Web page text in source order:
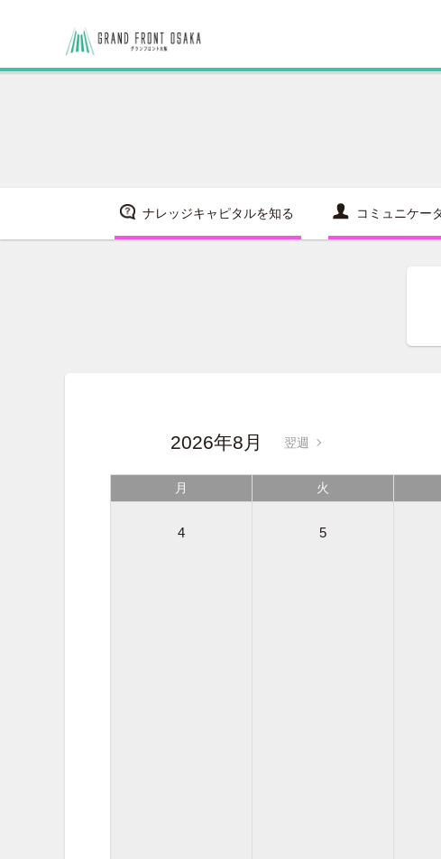
ナレッジキャピタルを知る コミュニケー
2026年8月 翌週
月 火
4 5